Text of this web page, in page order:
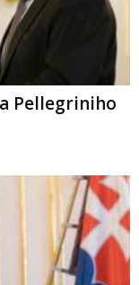
Pellegriniho